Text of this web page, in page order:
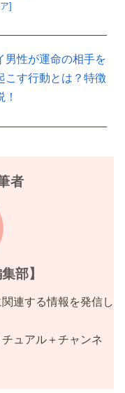
]
男性が運命の相手を
こす行動とは？特徴
者
部】
連する情報を発信し
ュアル＋チャンネ